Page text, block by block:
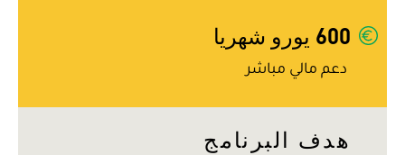
600 يورو شهريا
دعم مالي مباشر
هدف البرنامج